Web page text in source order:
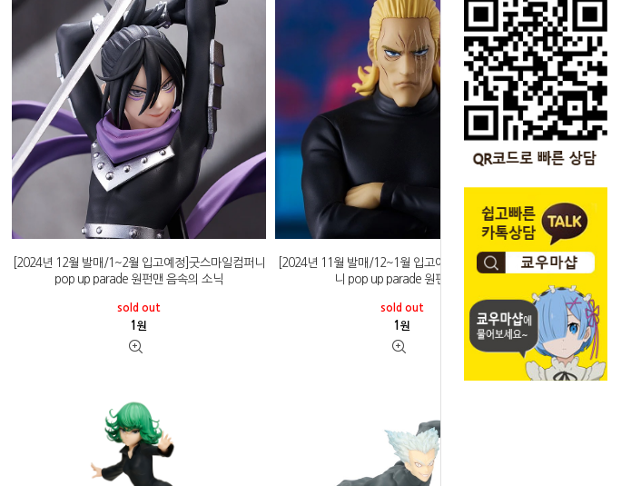
[2024년 12월 발매/1~2월 입고예정]굿스마일컴퍼니
pop up parade 원펀맨 음속의 소닉
sold out
1원
[2024년 11월 발매/12~1월 입고예정]굿스마일컴퍼
니 pop up parade 원펀맨 킹
sold out
1원